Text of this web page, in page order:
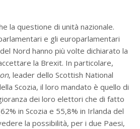
la questione di unità nazionale.
e gli europarlamentari
Nord hanno più volte dichiarato la
la Brexit. In particolare,
, leader dello Scottish National
Scozia, il loro mandato è quello di
dei loro elettori che di fatto
in Scozia e 55,8% in Irlanda del
la possibilità, per i due Paesi,